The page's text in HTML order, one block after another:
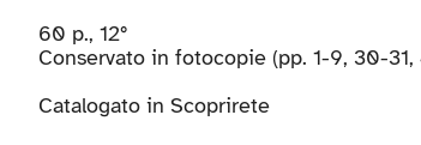
60 p., 12°
Conservato in fotocopie (pp. 1-9, 30-
Catalogato in Scoprirete